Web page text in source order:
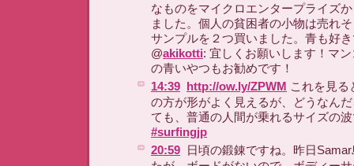
なものをマイクロエンタープライズ
ました。個人の貧困者の小物は売れ
サンプルを２つ買いました。青も好
@akikotti: 宜しくお願いします！マ
の青いやつもお勧めです！
14:39 http://ow.ly/ZPWM これを見る
の方が形がよく見えるが、どうなん
ても、普通の人間が乗れるサイズの
#surfingjp
20:59 日頃の鍛錬ですね。昨日